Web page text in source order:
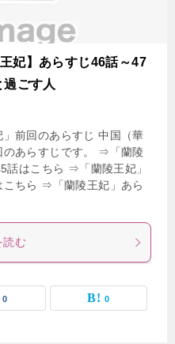
妃】あらすじ46話～47
ごす人
前回のあらすじ 中国（華
のあらすじです。 ⇒「蘭陵
話はこちら ⇒「蘭陵王妃」
こちら ⇒「蘭陵王妃」あら
読む
0 0